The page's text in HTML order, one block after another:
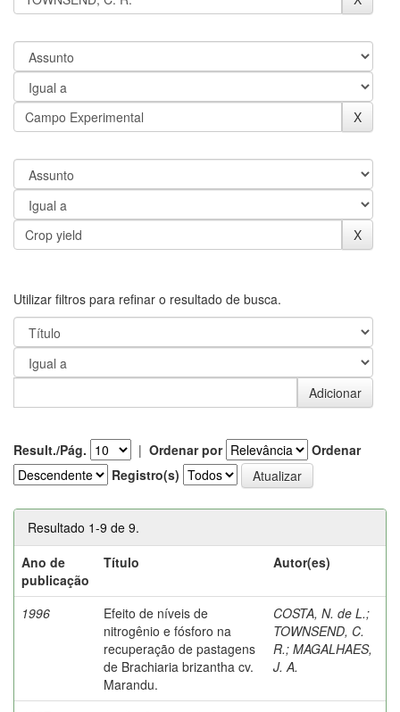
Utilizar filtros para refinar o resultado de busca.
Result./Pág. | Ordenar por
Ordenar
Registro(s)
Resultado 1-9 de 9.
Ano de
publicação
Título Autor(es)
1996
Efeito de níveis de
nitrogênio e fósforo na
recuperação de pastagens
de Brachiaria brizantha cv.
Marandu.
COSTA, N. de L.;
TOWNSEND, C.
R.; MAGALHAES,
J. A.